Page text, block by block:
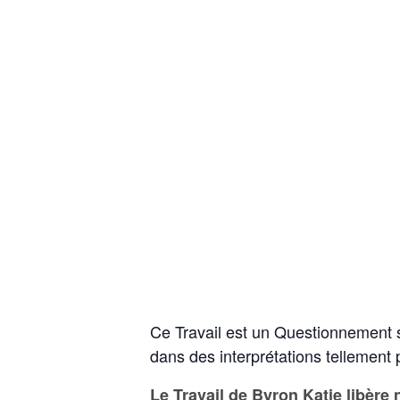
Ce Travail est un
dans des interprétations tellement
Le Travail de Byron Katie